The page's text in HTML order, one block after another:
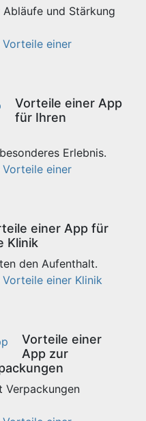
und Stärkung
einer
Vorteile einer App
für Ihren
Erlebnis.
einer
einer App für
Klinik
den Aufenthalt.
einer Klinik
Vorteile einer
App zur
Verpackungen